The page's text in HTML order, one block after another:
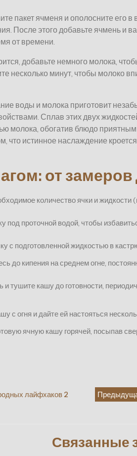
пакет ячменя и ополосните его
После этого добавьте ячмень и
от времени.
добавьте немного молока,
несколько минут, чтобы молоко
воды и молока приготовит
Сплав этих двух
молока, обогатив блюдо
что истинное наслаждение
от
количество ячки и жидкости
под проточной водой, чтобы
с подготовленной жидкостью в
до кипения на среднем огне,
и тушите кашу до готовности,
с огня и дайте ей настояться
ячную кашу горячей, посыпав
лайфхаков 2
Связанные